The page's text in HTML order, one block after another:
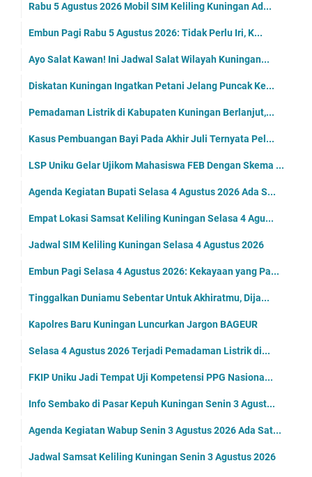
Rabu 5 Agustus 2026 Mobil SIM Keliling Kuningan Ad...
Embun Pagi Rabu 5 Agustus 2026: Tidak Perlu Iri, K...
Ayo Salat Kawan! Ini Jadwal Salat Wilayah Kuningan...
Diskatan Kuningan Ingatkan Petani Jelang Puncak Ke...
Pemadaman Listrik di Kabupaten Kuningan Berlanjut,...
Kasus Pembuangan Bayi Pada Akhir Juli Ternyata Pel...
LSP Uniku Gelar Ujikom Mahasiswa FEB Dengan Skema ...
Agenda Kegiatan Bupati Selasa 4 Agustus 2026 Ada S...
Empat Lokasi Samsat Keliling Kuningan Selasa 4 Agu...
Jadwal SIM Keliling Kuningan Selasa 4 Agustus 2026
Embun Pagi Selasa 4 Agustus 2026: Kekayaan yang Pa...
Tinggalkan Duniamu Sebentar Untuk Akhiratmu, Dija...
Kapolres Baru Kuningan Luncurkan Jargon BAGEUR
Selasa 4 Agustus 2026 Terjadi Pemadaman Listrik di...
FKIP Uniku Jadi Tempat Uji Kompetensi PPG Nasiona...
Info Sembako di Pasar Kepuh Kuningan Senin 3 Agust...
Agenda Kegiatan Wabup Senin 3 Agustus 2026 Ada Sat...
Jadwal Samsat Keliling Kuningan Senin 3 Agustus 2026